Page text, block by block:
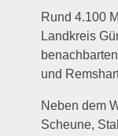
Rund 4.100
Landkreis
und
Neben dem
Scheune,